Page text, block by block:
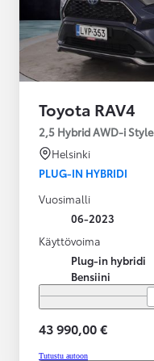
Toyota RAV4
2,5 Hybrid AWD-i Style
Helsinki
PLUG-IN HYBRIDI
Vuosimalli
06-2023
Käyttövoima
Plug-in hybridi
Bensiini
43 990,00 €
Tutustu autoon